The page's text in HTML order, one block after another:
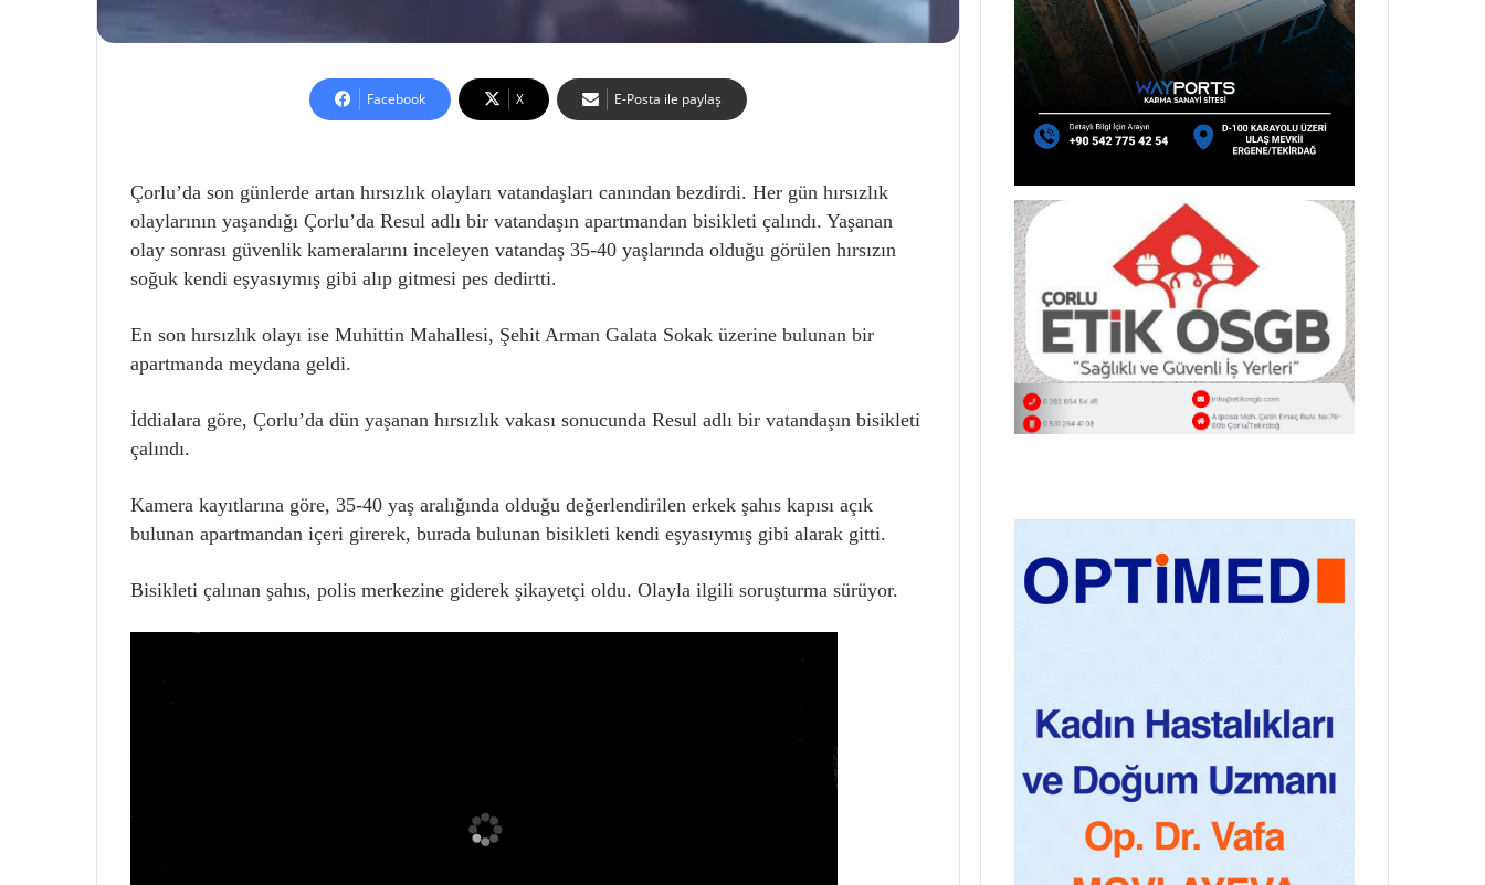
Facebook X E-Posta ile paylaş
Çorlu’da son günlerde artan hırsızlık olayları vatandaşları canından bezdirdi. Her gün hırsızlık
olaylarının yaşandığı Çorlu’da Resul adlı bir vatandaşın apartmandan bisikleti çalındı. Yaşanan
olay sonrası güvenlik kameralarını inceleyen vatandaş 35-40 yaşlarında olduğu görülen hırsızın
soğuk kendi eşyasıymış gibi alıp gitmesi pes dedirtti.
En son hırsızlık olayı ise Muhittin Mahallesi, Şehit Arman Galata Sokak üzerine bulunan bir
apartmanda meydana geldi.
İddialara göre, Çorlu’da dün yaşanan hırsızlık vakası sonucunda Resul adlı bir vatandaşın bisikleti
çalındı.
Kamera kayıtlarına göre, 35-40 yaş aralığında olduğu değerlendirilen erkek şahıs kapısı açık
bulunan apartmandan içeri girerek, burada bulunan bisikleti kendi eşyasıymış gibi alarak gitti.
Bisikleti çalınan şahıs, polis merkezine giderek şikayetçi oldu. Olayla ilgili soruşturma sürüyor.